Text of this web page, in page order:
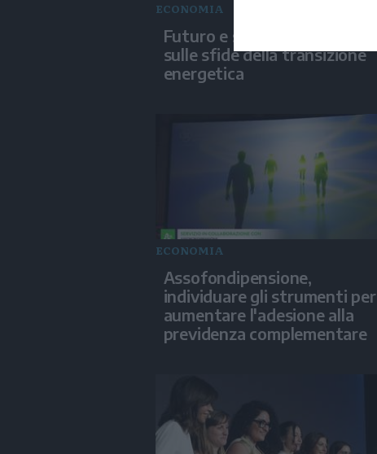
ECONOMIA
Futuro e sostenibilità, focus
sulle sfide della transizione
energetica
ECONOMIA
Assofondipensione,
individuare gli strumenti per
aumentare l'adesione alla
previdenza complementare